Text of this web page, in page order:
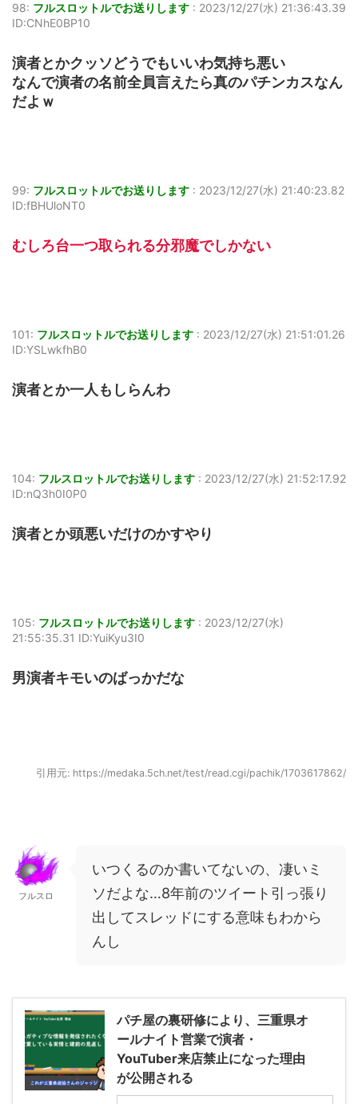
98: フルスロットルでお送りします : 2023/12/27(水) 21:36:43.39
ID:CNhE0BP10
演者とかクッソどうでもいいわ気持ち悪い
なんで演者の名前全員言えたら真のパチンカスなん
だよｗ
99: フルスロットルでお送りします : 2023/12/27(水) 21:40:23.82
ID:fBHUloNT0
むしろ台一つ取られる分邪魔でしかない
101: フルスロットルでお送りします : 2023/12/27(水) 21:51:01.26
ID:YSLwkfhB0
演者とか一人もしらんわ
104: フルスロットルでお送りします : 2023/12/27(水) 21:52:17.92
ID:nQ3h0I0P0
演者とか頭悪いだけのかすやり
105: フルスロットルでお送りします : 2023/12/27(水)
21:55:35.31 ID:YuiKyu3I0
男演者キモいのばっかだな
引用元: https://medaka.5ch.net/test/read.cgi/pachik/1703617862/
フルスロ
いつくるのか書いてないの、凄いミ
ソだよな…8年前のツイート引っ張り
出してスレッドにする意味もわから
んし
パチ屋の裏研修により、三重県オ
ールナイト営業で演者・
YouTuber来店禁止になった理由
が公開される